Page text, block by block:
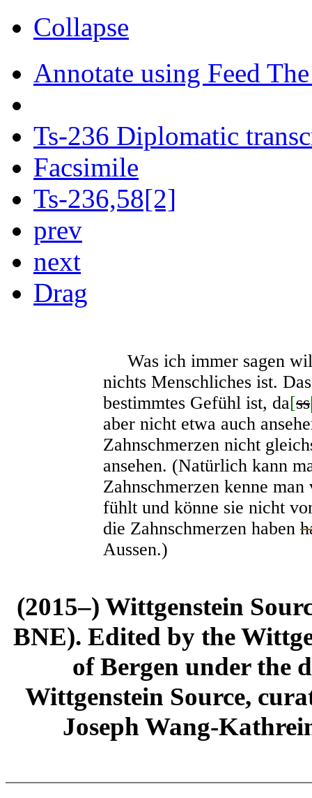
Collapse
Annotate using Feed
Ts-236 Diplomatic
Facsimile
Ts-236,58[2]
prev
next
Drag
Was ich immer sagen
nichts Menschliches ist.
bestimmtes Gefühl ist, da[ss
aber nicht etwa auch
Zahnschmerzen nicht
ansehen. (Natürlich kann
Zahnschmerzen kenne
fühlt und könne sie nicht
die Zahnschmerzen haben
Aussen.)
(2015–) Wittgenstein
BNE). Edited by the
of Bergen under the
Wittgenstein Source,
Joseph Wang-